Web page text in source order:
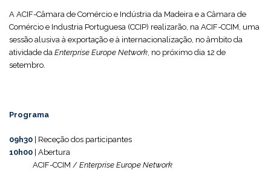
A ACIF-Câmara de Comércio e Indústria da Madeira e a Câmara de
Comércio e Industria Portuguesa (CCIP) realizarão, na ACIF-CCIM, uma
sessão alusiva à exportação e à internacionalização, no âmbito da
atividade da Enterprise Europe Network , no próximo dia 12 de
setembro.
Programa
09h30 | Receção dos participantes
10h00 | Abertura
ACIF-CCIM / Enterprise Europe Network